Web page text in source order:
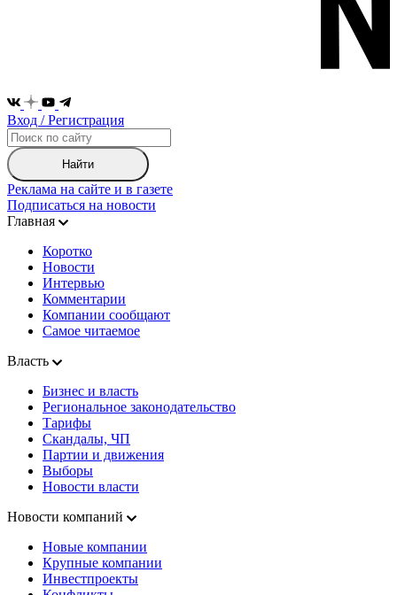
Вход / Регистрация
Найти
Реклама на сайте и в газете
Подписаться на новости
Главная
Коротко
Новости
Интервью
Комментарии
Компании сообщают
Самое читаемое
Власть
Бизнес и власть
Региональное законодательство
Тарифы
Скандалы, ЧП
Партии и движения
Выборы
Новости власти
Новости компаний
Новые компании
Крупные компании
Инвестпроекты